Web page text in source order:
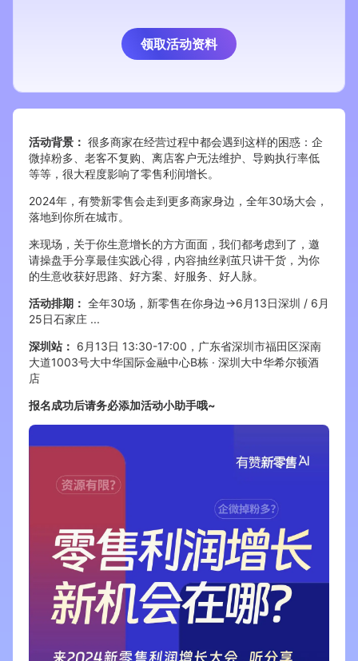
新零售资讯
培训课程
增长俱乐部 有赞商盟
商家社区 社群交流
合作共进
入驻有赞
认证服务商 设计服务商
有赞云
领取活动资料
活动背景： 很多商家在经营过程中都会遇到这样的困惑：企
微掉粉多、老客不复购、离店客户无法维护、导购执行率低
等等，很大程度影响了零售利润增长。
2024年，有赞新零售会走到更多商家身边，全年30场大会，
落地到你所在城市。
来现场，关于你生意增长的方方面面，我们都考虑到了，邀
请操盘手分享最佳实践心得，内容抽丝剥茧只讲干货，为你
的生意收获好思路、好方案、好服务、好人脉。
活动排期： 全年30场，新零售在你身边→6月13日深圳 / 6月
25日石家庄 ...
深圳站： 6月13日 13:30-17:00，广东省深圳市福田区深南
大道1003号大中华国际金融中心B栋 · 深圳大中华希尔顿酒
店
报名成功后请务必添加活动小助手哦~